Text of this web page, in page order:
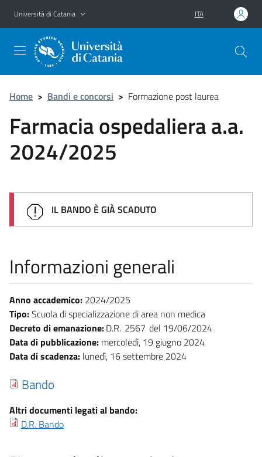
Vai al contenuto principale
Vai al menu di navigazione
Università di Catania ITA
Home > Bandi e concorsi > Formazione post laurea
Farmacia ospedaliera a.a.
2024/2025
IL BANDO È GIÀ SCADUTO
Informazioni generali
Anno accademico: 2024/2025
Tipo:Scuola di specializzazione di area non medica
Decreto di emanazione:D.R. 2567
19/06/2024
Data di pubblicazione: mercoledì, 19 giugno 2024
Data di scadenza: lunedì, 16 settembre 2024
Bando
Altri documenti legati al bando:
D.R. Bando